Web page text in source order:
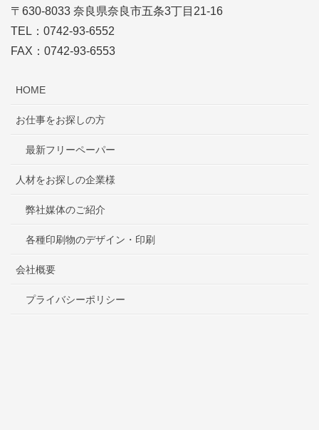
〒630-8033 奈良県奈良市五条3丁目21-16
TEL：0742-93-6552
FAX：0742-93-6553
HOME
お仕事をお探しの方
最新フリーペーパー
人材をお探しの企業様
弊社媒体のご紹介
各種印刷物のデザイン・印刷
会社概要
プライバシーポリシー